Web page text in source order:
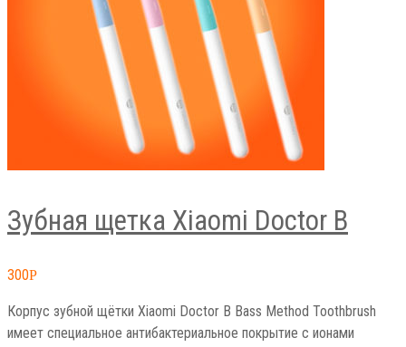
Зубная щетка Xiaomi Doctor B
300Р
Корпус зубной щётки Xiaomi Doctor B Bass Method Toothbrush
имеет специальное антибактериальное покрытие с ионами